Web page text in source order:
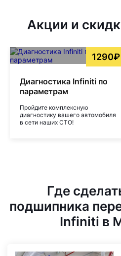
Акции и
1290₽
Диагностика Infiniti по
параметрам
Пройдите комплексную
диагностику вашего автомобиля
в сети наших СТО!
Где
подшипника
Infiniti в